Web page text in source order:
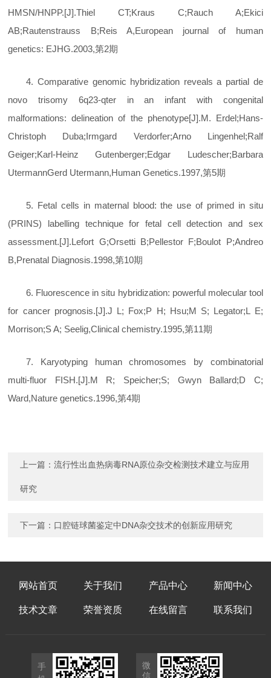
HMSN/HNPP.[J].Thiel CT;Kraus C;Rauch A;Ekici
AB;Rautenstrauss B;Reis A,European journal of human
genetics: EJHG.2003,第2期
4. Comparative genomic hybridization reveals a partial de
novo trisomy 6q23-qter in an infant with congenital
malformations: delineation of the phenotype[J].M. Erdel;Hans-
Christoph Duba;Irmgard Verdorfer;Arno Lingenhel;Ralf
Geiger;Karl-Heinz Gutenberger;Edgar Ludescher;Barbara
UtermannGerd Utermann,Human Genetics.1997,第5期
5. Fetal cells in maternal blood: the use of primed in situ
(PRINS) labelling technique for fetal cell detection and sex
assessment.[J].Lefort G;Orsetti B;Pellestor F;Boulot P;Andreo
B,Prenatal Diagnosis.1998,第10期
6. Fluorescence in situ hybridization: powerful molecular tool
for cancer prognosis.[J].J L; Fox;P H; Hsu;M S; Legator;L E;
Morrison;S A; Seelig,Clinical chemistry.1995,第11期
7. Karyotyping human chromosomes by combinatorial
multi-fluor FISH.[J].M R; Speicher;S; Gwyn Ballard;D C;
Ward,Nature genetics.1996,第4期
上一篇：流行性出血热病毒RNA原位杂交检测技术建立与应用
研究
下一篇： 口腔链球菌鉴定中DNA杂交技术的创新应用研究
网站首页 关于我们 产品中心 新闻中心
技术文章 荣誉资质 在线留言 联系我们
手
微
信